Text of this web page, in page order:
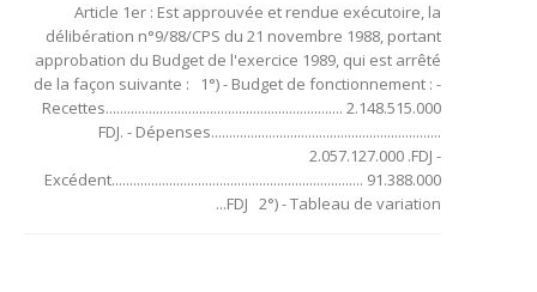
Article 1er : Est approuvée et rendue exécutoire, la
délibération n°9/88/CPS du 21 novembre 1988, portant
approbation du Budget de l'exercice 1989, qui est arrêté
de la façon suivante : 1°) - Budget de fonctionnement : -
Recettes.................................................................. 2.148.515.000
FDJ. - Dépenses................................................................
2.057.127.000 .FDJ -
Excédent...................................................................... 91.388.000
FDJ 2°) - Tableau de variation...